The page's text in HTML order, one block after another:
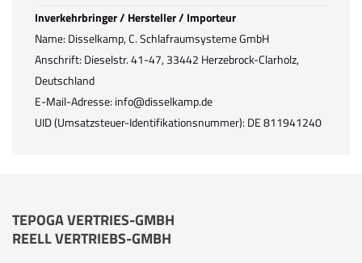
Inverkehrbringer / Hersteller / Importeur
Name: Disselkamp, C. Schlafraumsysteme GmbH
Anschrift: Dieselstr. 41-47, 33442 Herzebrock-Clarholz,
Deutschland
E-Mail-Adresse: info@disselkamp.de
UID (Umsatzsteuer-Identifikationsnummer): DE 811941240
TEPOGA VERTRIES-GMBH
REELL VERTRIEBS-GMBH